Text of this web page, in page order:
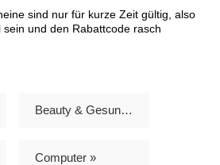
sind nur für kurze Zeit gültig, also
und den Rabattcode rasch
Beauty & Gesundheit »
Computer »